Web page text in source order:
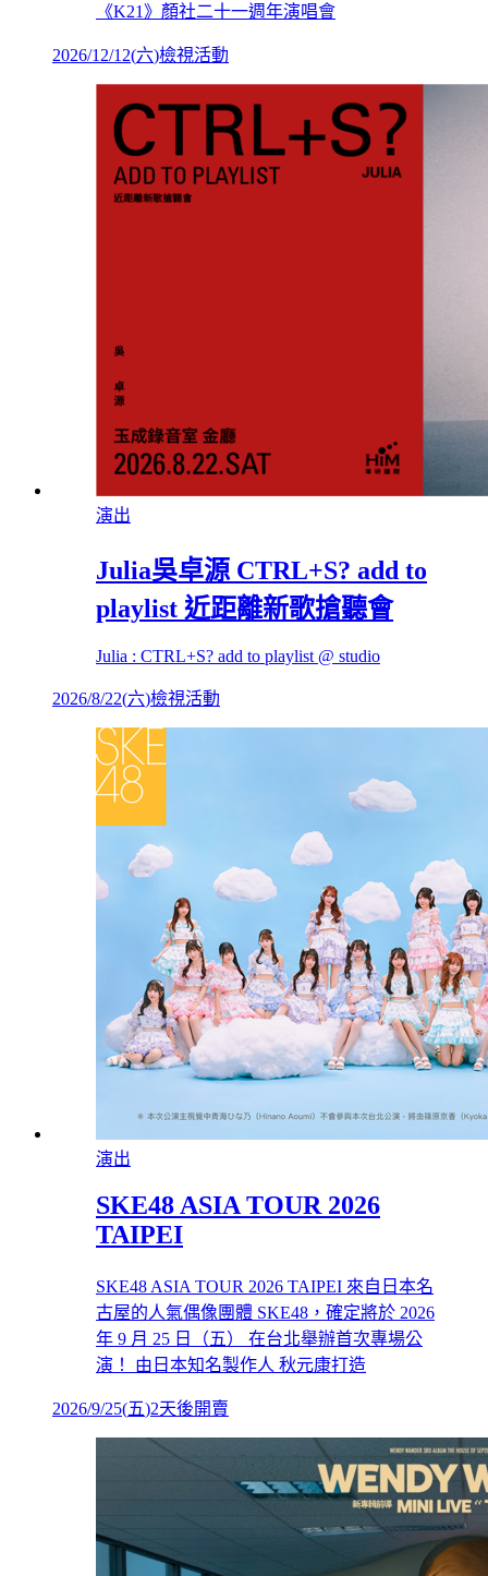
《K21》顏社二十一週年演唱會
2026/12/12(六)檢視活動
演出
Julia吳卓源 CTRL+S? add to
playlist 近距離新歌搶聽會
Julia : CTRL+S? add to playlist @ studio
2026/8/22(六)檢視活動
演出
SKE48 ASIA TOUR 2026
TAIPEI
SKE48 ASIA TOUR 2026 TAIPEI 來自日本名
古屋的人氣偶像團體 SKE48，確定將於 2026
年 9 月 25 日（五） 在台北舉辦首次專場公
演！ 由日本知名製作人 秋元康打造
2026/9/25(五)2天後開賣